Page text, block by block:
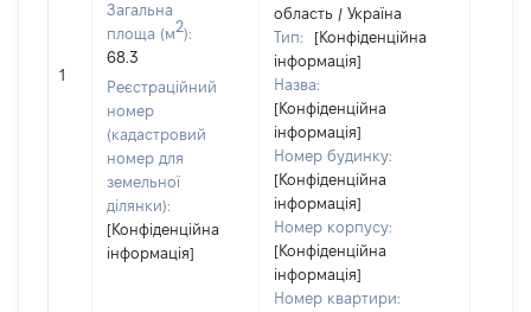
1
Загальна
площа (м2):
68.3
Реєстраційний
номер
(кадастровий
номер для
земельної
ділянки):
[Конфіденційна
інформація]
область / Україна
Тип:
[Конфіденційна
інформація]
Назва:
[Конфіденційна
інформація]
Номер будинку:
[Конфіденційна
інформація]
Номер корпусу:
[Конфіденційна
інформація]
Номер квартири: